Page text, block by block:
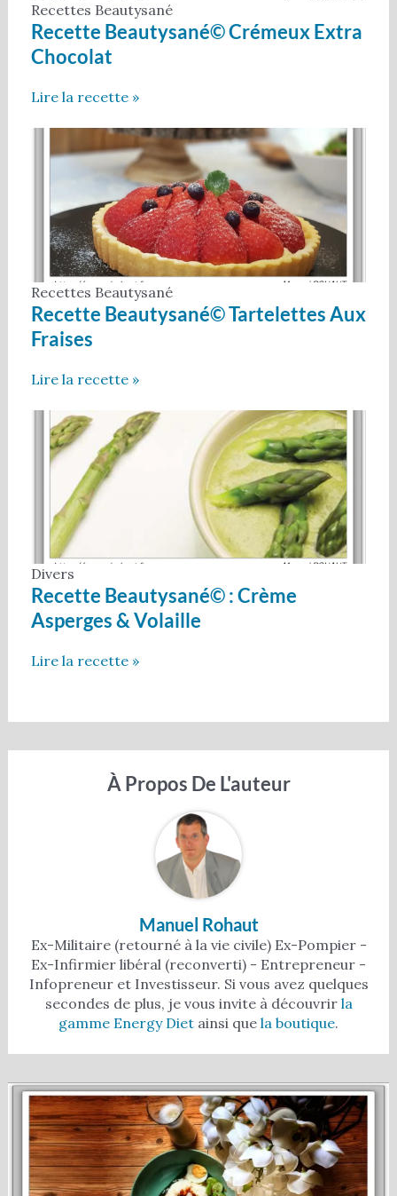
Recettes Beautysané
Recette Beautysané© Crémeux Extra
Chocolat
Lire la recette »
Recettes Beautysané
Recette Beautysané© Tartelettes Aux
Fraises
Lire la recette »
Divers
Recette Beautysané© : Crème
Asperges & Volaille
Lire la recette »
À Propos De L'auteur
Manuel Rohaut
Ex-Militaire (retourné à la vie civile) Ex-Pompier -
Ex-Infirmier libéral (reconverti) - Entrepreneur -
Infopreneur et Investisseur. Si vous avez quelques
secondes de plus, je vous invite à découvrir la
gamme Energy Diet ainsi que la boutique.